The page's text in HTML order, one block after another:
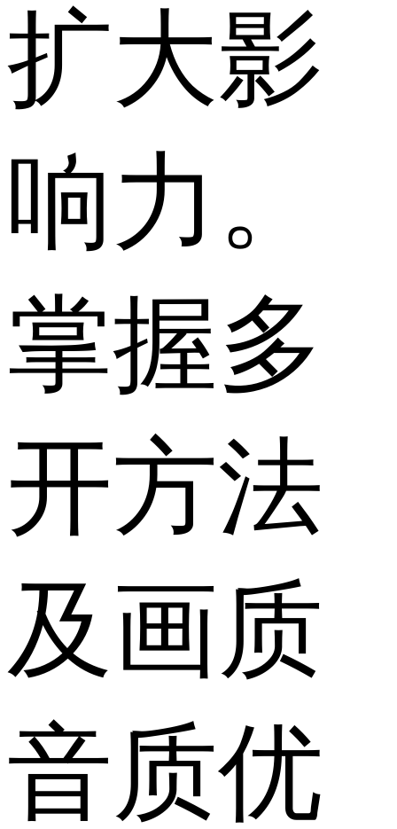
扩大影
响力。
掌握多
开方法
及画质
音质优